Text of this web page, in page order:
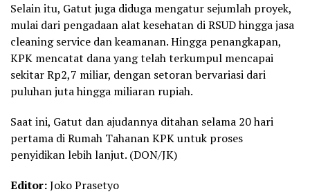
Selain itu, Gatut juga diduga mengatur sejumlah proyek,
mulai dari pengadaan alat kesehatan di RSUD hingga jasa
cleaning service dan keamanan. Hingga penangkapan,
KPK mencatat dana yang telah terkumpul mencapai
sekitar Rp2,7 miliar, dengan setoran bervariasi dari
puluhan juta hingga miliaran rupiah.
Saat ini, Gatut dan ajudannya ditahan selama 20 hari
pertama di Rumah Tahanan KPK untuk proses
penyidikan lebih lanjut. (DON/JK)
Editor:Joko Prasetyo